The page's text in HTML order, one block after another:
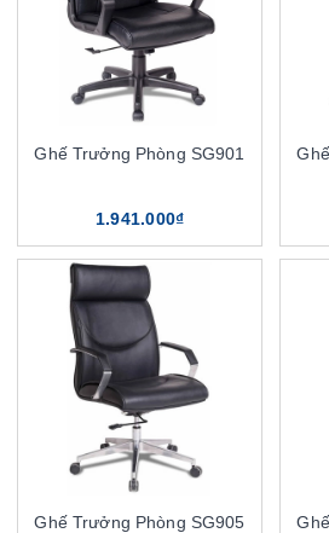
Ghế Trưởng Phòng SG901
1.941.000₫
Ghế Trưởng Phòng SG905